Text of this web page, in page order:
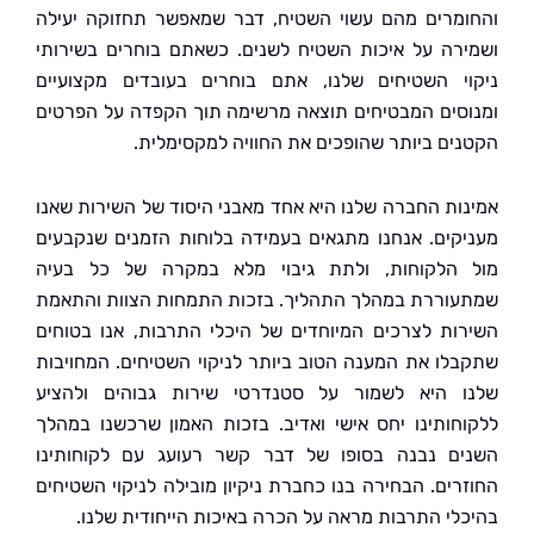
מהם עשוי השטיח, דבר שמאפשר תחזוקה יעילה
על איכות השטיח לשנים. כשאתם בוחרים בשירותי
השטיחים שלנו, אתם בוחרים בעובדים מקצועיים
המבטיחים תוצאה מרשימה תוך הקפדה על הפרטים
ביותר שהופכים את החוויה למקסימלית.
החברה שלנו היא אחד מאבני היסוד של השירות שאנו
אנחנו מתגאים בעמידה בלוחות הזמנים שנקבעים
הלקוחות, ולתת גיבוי מלא במקרה של כל בעיה
במהלך התהליך. בזכות התמחות הצוות והתאמת
לצרכים המיוחדים של היכלי התרבות, אנו בטוחים
את המענה הטוב ביותר לניקוי השטיחים. המחויבות
היא לשמור על סטנדרטי שירות גבוהים ולהציע
יחס אישי ואדיב. בזכות האמון שרכשנו במהלך
נבנה בסופו של דבר קשר רעועג עם לקוחותינו
הבחירה בנו כחברת ניקיון מובילה לניקוי השטיחים
התרבות מראה על הכרה באיכות הייחודית שלנו.